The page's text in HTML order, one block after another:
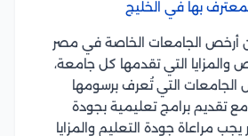
بها في الخليج
أرخص الجامعات الخاصة في مصر
التي تقدمها كل جامعة،
التي تُعرف برسومها
تقديم برامج تعليمية بجودة
يجب مراعاة جودة التعليم والمزايا